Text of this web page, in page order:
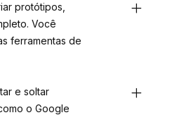
protótipos,
Você
ferramentas de
e soltar
o Google